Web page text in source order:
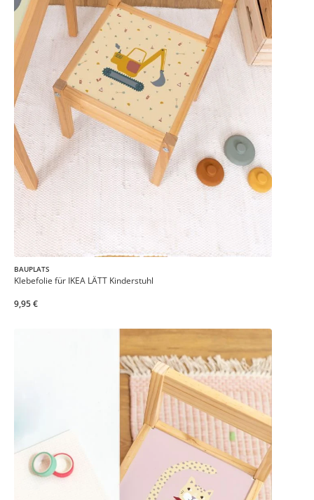
BAUPLATS
Klebefolie für IKEA LÄTT Kinderstuhl
9,95 €